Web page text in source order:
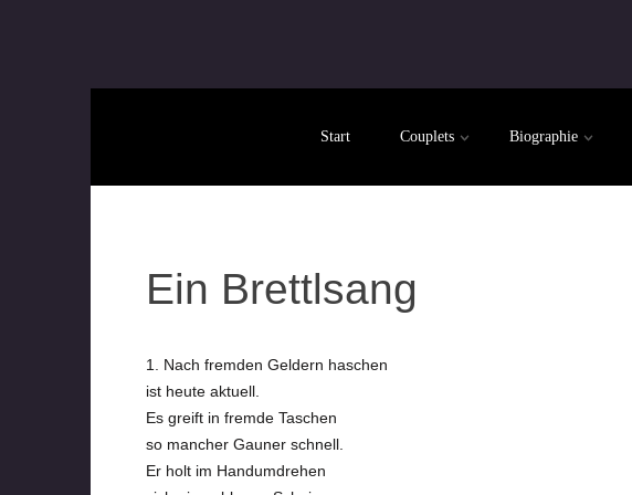
Start Couplets Biographie
Ein Brettlsang
1. Nach fremden Geldern haschen
ist heute aktuell.
Es greift in fremde Taschen
so mancher Gauner schnell.
Er holt im Handumdrehen